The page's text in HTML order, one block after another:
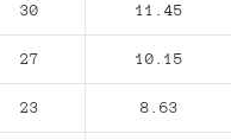
30 11.45
27 10.15
23 8.63